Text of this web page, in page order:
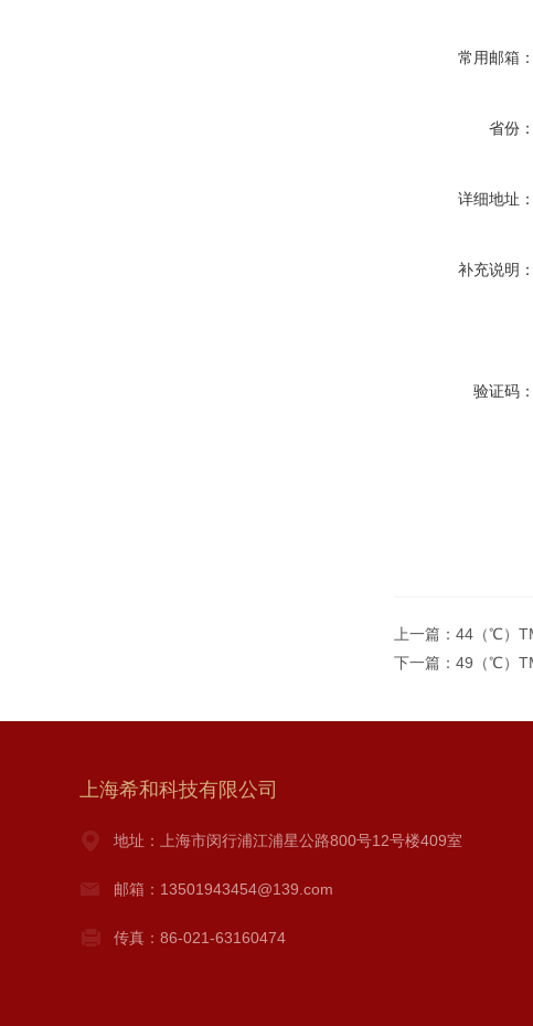
常用邮箱：
省份：
详细地址：
补充说明：
验证码：
上一篇： 44（℃）
下一篇： 49（℃）
上海希和科技有限公司
地址：上海市闵行浦江浦星公路800号12号楼409室
邮箱：13501943454@139.com
传真：86-021-63160474